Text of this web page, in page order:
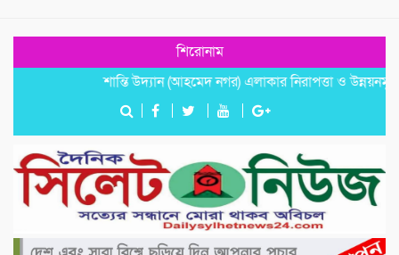
শিরোনাম
শান্তি উদ্যান (আহমেদ নগর) এলাকার নিরাপত্তা ও উন্নয়নমূলক